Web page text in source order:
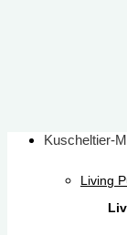
Kuscheltier-
Living